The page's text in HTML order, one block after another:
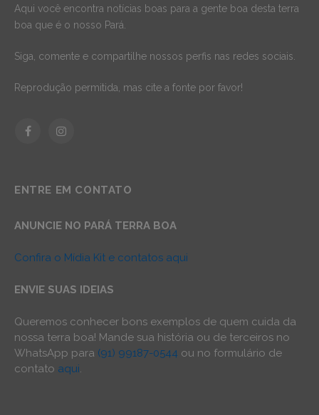
Aqui você encontra notícias boas para a gente boa desta terra
boa que é o nosso Pará.
Siga, comente e compartilhe nossos perfis nas redes sociais.
Reprodução permitida, mas cite a fonte por favor!
FacebookInstagram
ENTRE EM CONTATO
ANUNCIE NO PARÁ TERRA BOA
Confira o Mídia Kit e contatos aqui
ENVIE SUAS IDEIAS
Queremos conhecer bons exemplos de quem cuida da
nossa terra boa! Mande sua história ou de terceiros no
WhatsApp para (91) 99187-0544 ou no formulário de
contato aqui.